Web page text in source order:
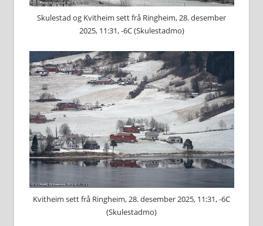
Skulestad og Kvitheim sett frå Ringheim, 28. desember
2025, 11:31, -6C (Skulestadmo)
Kvitheim sett frå Ringheim, 28. desember 2025, 11:31, -6C
(Skulestadmo)